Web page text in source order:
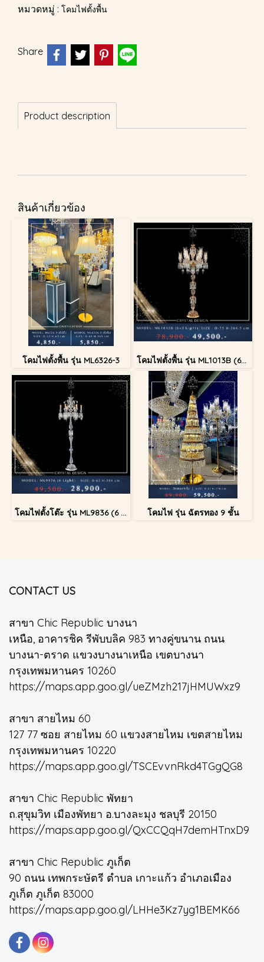
หมวดหมู่ : โคมไฟตั้งพื้น
Share
Product description
สินค้าเกี่ยวข้อง
โคมไฟตั้งพื้น รุ่น ML6326-3 โคมไฟตั้งพื้น รุ่น ML1013B (6+3 Light)
โคมไฟตั้งโต๊ะ รุ่น ML9836 (6 Light) โคมไฟ รุ่น ฉัตรทอง 9 ชั้น
CONTACT US
สาขา Chic Republic บางนา
เหนือ, อาคารชิค รีพับบลิค 983 ทางคู่ขนาน ถนน
บางนา-ตราด แขวงบางนาเหนือ เขตบางนา
กรุงเทพมหานคร 10260
https://maps.app.goo.gl/ueZMzh217jHMUWxz9
สาขา สายไหม 60
127 77 ซอย สายไหม 60 แขวงสายไหม เขตสายไหม
กรุงเทพมหานคร 10220
https://maps.app.goo.gl/TSCEvvnRkd4TGgQG8
สาขา Chic Republic พัทยา
ถ.สุขุมวิท เมืองพัทยา อ.บางละมุง ชลบุรี 20150
https://maps.app.goo.gl/QxCCQqH7demHTnxD9
สาขา Chic Republic ภูเก็ต
90 ถนน เทพกระษัตรี ตำบล เกาะแก้ว อำเภอเมือง
ภูเก็ต ภูเก็ต 83000
https://maps.app.goo.gl/LHHe3Kz7yg1BEMK66